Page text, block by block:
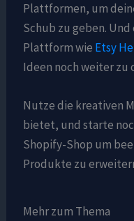
Plattformen, um
Schub zu geben.
Plattform wie Etsy
Ideen noch weiter zu
Nutze die kreativen
bietet, und starte
Shopify-Shop um
Produkte zu
Mehr zum Thema